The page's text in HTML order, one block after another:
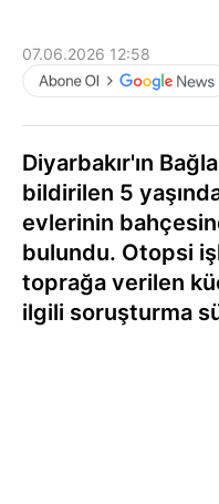
07.06.2026 12:58
Diyarbakır'ın
bildirilen 5
evlerinin
bulundu. Otopsi
toprağa verilen
ilgili soruşturma